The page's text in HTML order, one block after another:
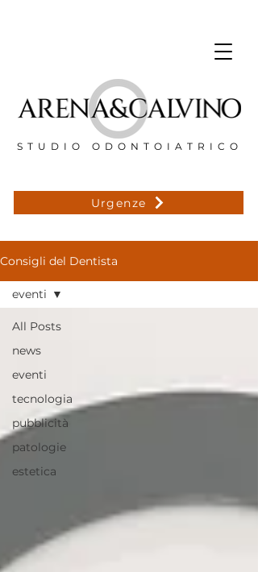
STUDIO ODONTOIATRICO
Urgenze
Consigli del Dentista
All Posts
news
eventi
tecnologia
pubblicità
patologie
estetica
eventi